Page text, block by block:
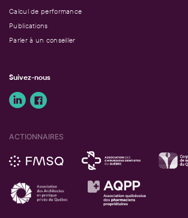
Calcul de performance
Publications
Parler à un conseiller
Suivez-nous
ACTIONNAIRES